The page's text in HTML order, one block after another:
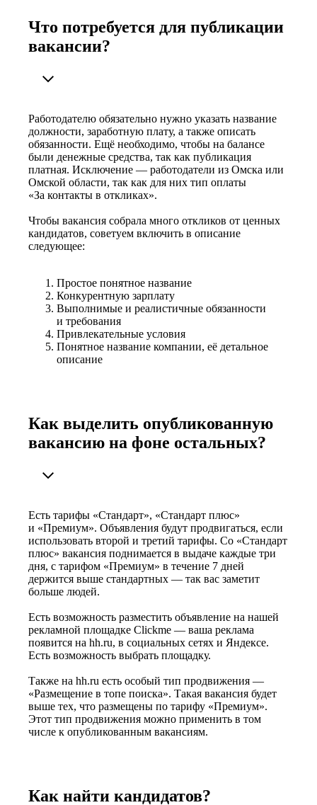
Что потребуется для публикации
вакансии?
Работодателю обязательно нужно указать название
должности, заработную плату, а также описать
обязанности. Ещё необходимо, чтобы на балансе
были денежные средства, так как публикация
платная. Исключение — работодатели из Омска или
Омской области, так как для них тип оплаты
«За контакты в откликах».
Чтобы вакансия собрала много откликов от ценных
кандидатов, советуем включить в описание
следующее:
Простое понятное название
Конкурентную зарплату
Выполнимые и реалистичные обязанности
и требования
Привлекательные условия
Понятное название компании, её детальное
описание
Как выделить опубликованную
вакансию на фоне остальных?
Есть тарифы «Стандарт», «Стандарт плюс»
и «Премиум». Объявления будут продвигаться, если
использовать второй и третий тарифы. Со «Стандарт
плюс» вакансия поднимается в выдаче каждые три
дня, с тарифом «Премиум» в течение 7 дней
держится выше стандартных — так вас заметит
больше людей.
Есть возможность разместить объявление на нашей
рекламной площадке Clickme — ваша реклама
появится на hh.ru, в социальных сетях и Яндексе.
Есть возможность выбрать площадку.
Также на hh.ru есть особый тип продвижения —
«Размещение в топе поиска». Такая вакансия будет
выше тех, что размещены по тарифу «Премиум».
Этот тип продвижения можно применить в том
числе к опубликованным вакансиям.
Как найти кандидатов?